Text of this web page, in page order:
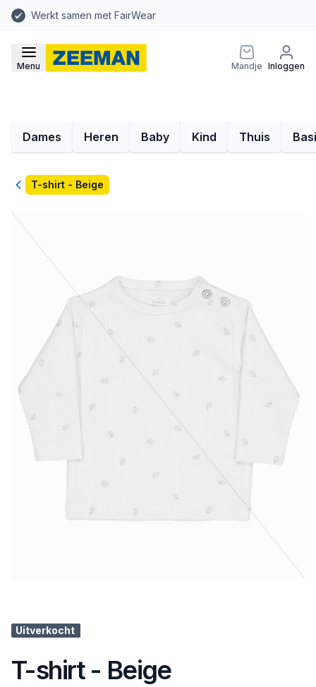
Werkt samen met FairWear
Menu Mandje Inloggen
Dames Heren Baby Kind Thuis
TerugT-shirt - Beige
Uitverkocht
T-shirt - Beige